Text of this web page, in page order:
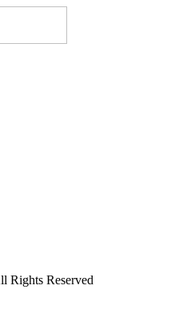
Rights Reserved